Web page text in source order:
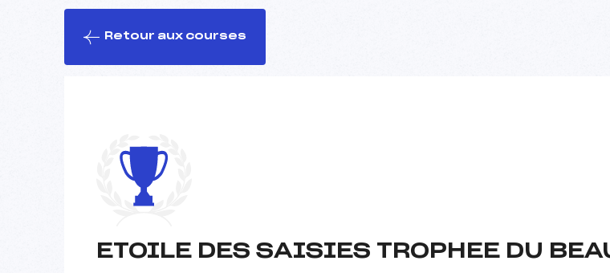
Retour aux courses
ETOILE DES SAISIES TROPHEE DU